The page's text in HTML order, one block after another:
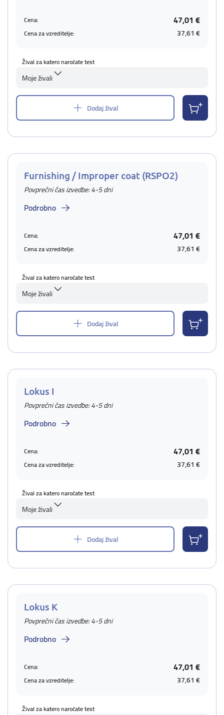
Cena: 47,01 €
Cena za vzreditelje: 37,61 €
Žival za katero naročate test
Moje živali
Dodaj žival
Furnishing / Improper coat (RSPO2)
Povprečni čas izvedbe: 4-5 dni
Podrobno
Cena: 47,01 €
Cena za vzreditelje: 37,61 €
Žival za katero naročate test
Moje živali
Dodaj žival
Lokus I
Povprečni čas izvedbe: 4-5 dni
Podrobno
Cena: 47,01 €
Cena za vzreditelje: 37,61 €
Žival za katero naročate test
Moje živali
Dodaj žival
Lokus K
Povprečni čas izvedbe: 4-5 dni
Podrobno
Cena: 47,01 €
Cena za vzreditelje: 37,61 €
Žival za katero naročate test